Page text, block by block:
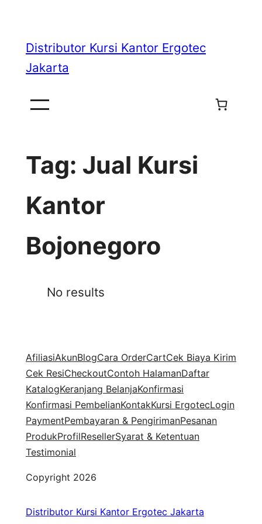
content
Distributor Kursi Kantor Ergotec
Jakarta
Tag: Jual Kursi
Kantor
Bojonegoro
No results
AfiliasiAkunBlogCara OrderCartCek Biaya Kirim
Cek ResiCheckoutContoh HalamanDaftar
KatalogKeranjang BelanjaKonfirmasi
Konfirmasi PembelianKontakKursi ErgotecLogin
PaymentPembayaran & PengirimanPesanan
ProdukProfilResellerSyarat & Ketentuan
Testimonial
Copyright 2026
Distributor Kursi Kantor Ergotec Jakarta